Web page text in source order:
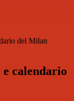
del Milan
calendario